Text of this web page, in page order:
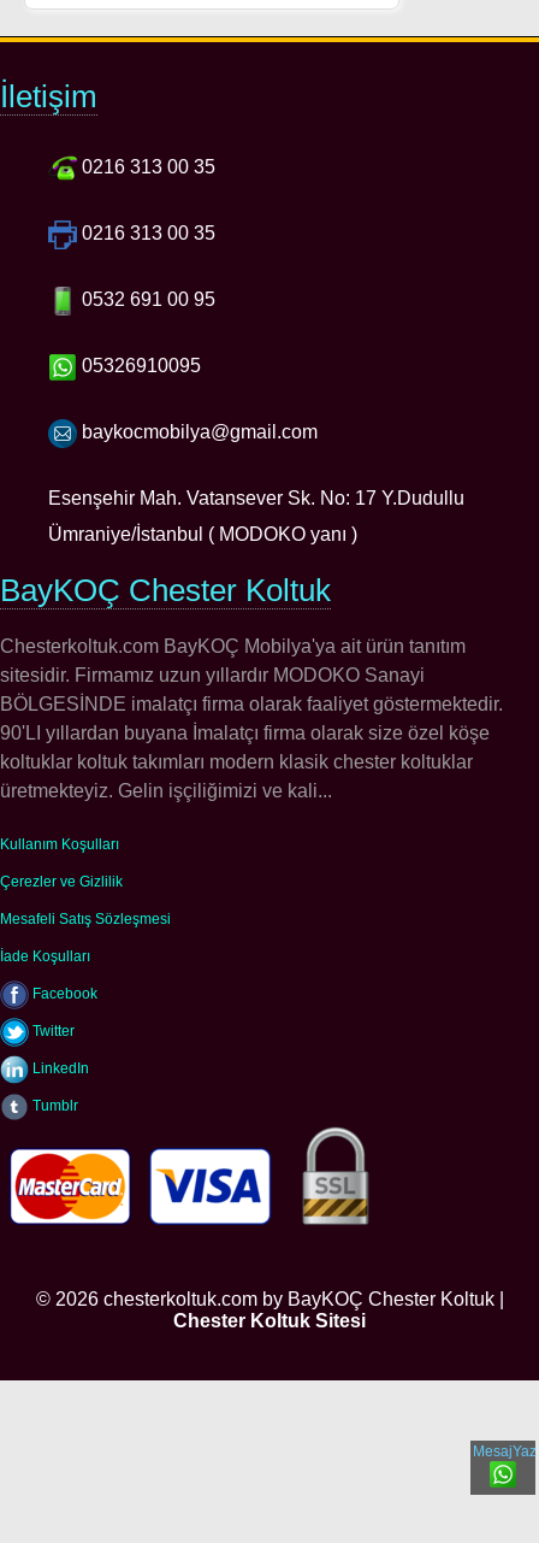
İletişim
0216 313 00 35
0216 313 00 35
0532 691 00 95
05326910095
baykocmobilya@gmail.com
Esenşehir Mah. Vatansever Sk. No: 17 Y.Dudullu
Ümraniye/İstanbul ( MODOKO yanı )
BayKOÇ Chester Koltuk
Chesterkoltuk.com BayKOÇ Mobilya'ya ait ürün tanıtım
sitesidir. Firmamız uzun yıllardır MODOKO Sanayi
BÖLGESİNDE imalatçı firma olarak faaliyet göstermektedir.
90'LI yıllardan buyana İmalatçı firma olarak size özel köşe
koltuklar koltuk takımları modern klasik chester koltuklar
üretmekteyiz. Gelin işçiliğimizi ve kali...
Kullanım Koşulları
Çerezler ve Gizlilik
Mesafeli Satış Sözleşmesi
İade Koşulları
Facebook
Twitter
LinkedIn
Tumblr
© 2026 chesterkoltuk.com by BayKOÇ Chester Koltuk |
Chester Koltuk Sitesi
MesajYaz